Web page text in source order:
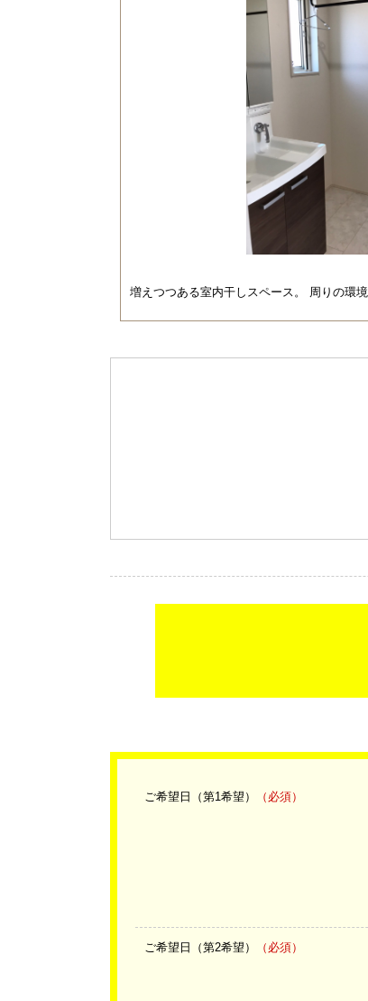
増えつつある室内干しスペース。 周りの環
ご希望日（第1希望） （必須）
ご希望日（第2希望） （必須）